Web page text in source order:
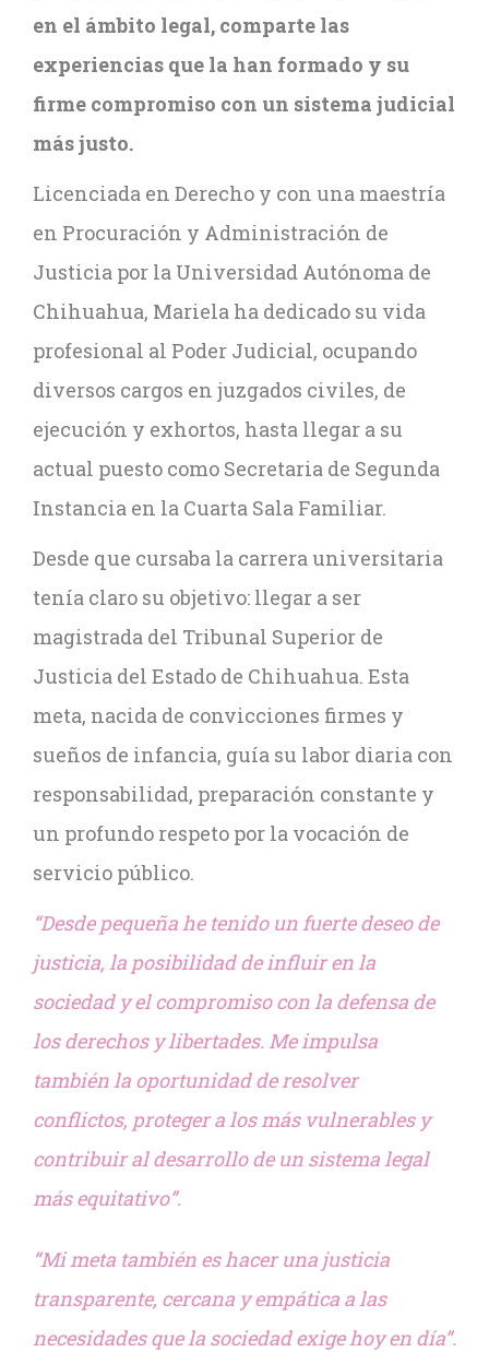
en el ámbito legal, comparte las
experiencias que la han formado y su
firme compromiso con un sistema judicial
más justo.
Licenciada en Derecho y con una maestría
en Procuración y Administración de
Justicia por la Universidad Autónoma de
Chihuahua, Mariela ha dedicado su vida
profesional al Poder Judicial, ocupando
diversos cargos en juzgados civiles, de
ejecución y exhortos, hasta llegar a su
actual puesto como Secretaria de Segunda
Instancia en la Cuarta Sala Familiar.
Desde que cursaba la carrera universitaria
tenía claro su objetivo: llegar a ser
magistrada del Tribunal Superior de
Justicia del Estado de Chihuahua. Esta
meta, nacida de convicciones firmes y
sueños de infancia, guía su labor diaria con
responsabilidad, preparación constante y
un profundo respeto por la vocación de
servicio público.
“Desde pequeña he tenido un fuerte deseo de
justicia, la posibilidad de influir en la
sociedad y el compromiso con la defensa de
los derechos y libertades. Me impulsa
también la oportunidad de resolver
conflictos, proteger a los más vulnerables y
contribuir al desarrollo de un sistema legal
más equitativo”.
“Mi meta también es hacer una justicia
transparente, cercana y empática a las
necesidades que la sociedad exige hoy en día”.